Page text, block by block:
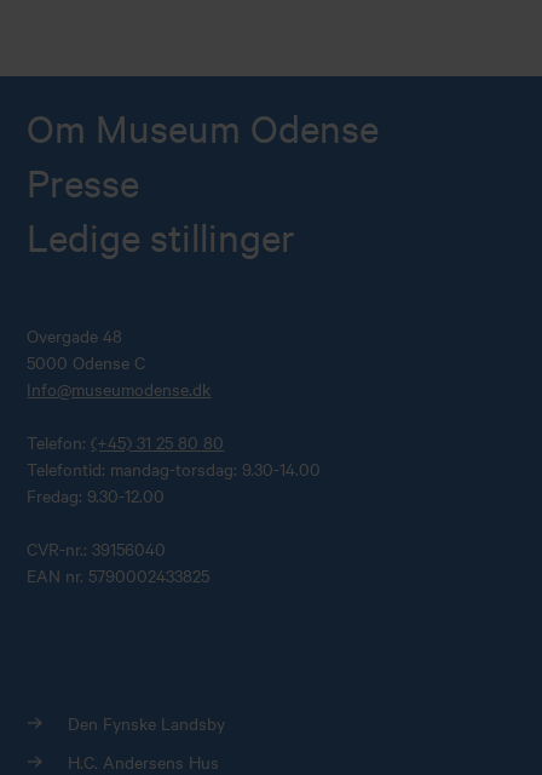
Om Museum Odense
Presse
Ledige stillinger
Overgade 48
5000 Odense C
Info@museumodense.dk
Telefon: (+45) 31 25 80 80
Telefontid: mandag-torsdag: 9.30-14.00
Fredag: 9.30-12.00
CVR-nr.: 39156040
EAN nr. 5790002433825
Den Fynske Landsby
H.C. Andersens Hus